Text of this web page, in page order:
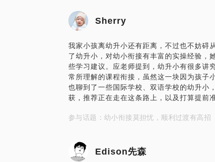
Sherry
我家小孩离幼升小还有距离，不过也不妨碍
了幼升小，对幼小衔接有丰富的实操经验，
些学习建议。应老师提到，幼升小有很多讲
常所理解的课程衔接，虽然这一块因为孩子
也聊到了一些国际学校、双语学校的幼升小
获，推荐正在走在这条路上，以及打算提前
参与话题：幼小衔接莫担忧，顺利过渡有高招
Edison先森